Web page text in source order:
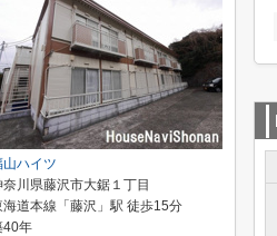
山ハイツ
奈川県藤沢市大鋸１丁目
海道本線「藤沢」駅 徒歩15分
40年